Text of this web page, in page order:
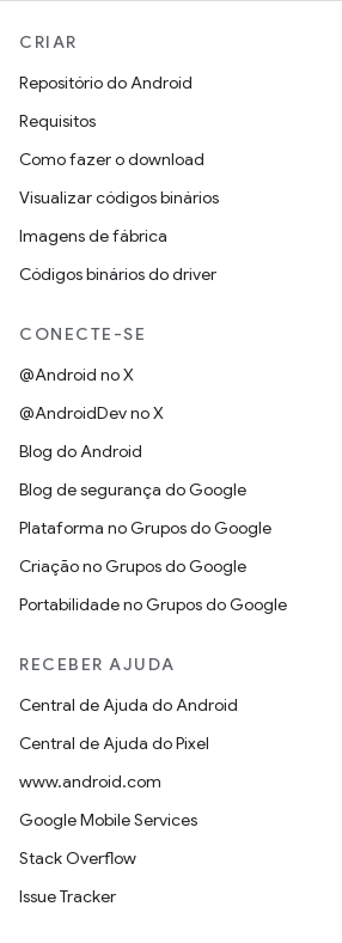
CRIAR
Repositório do Android
Requisitos
Como fazer o download
Visualizar códigos binários
Imagens de fábrica
Códigos binários do driver
CONECTE-SE
@Android no X
@AndroidDev no X
Blog do Android
Blog de segurança do Google
Plataforma no Grupos do Google
Criação no Grupos do Google
Portabilidade no Grupos do Google
RECEBER AJUDA
Central de Ajuda do Android
Central de Ajuda do Pixel
www.android.com
Google Mobile Services
Stack Overflow
Issue Tracker